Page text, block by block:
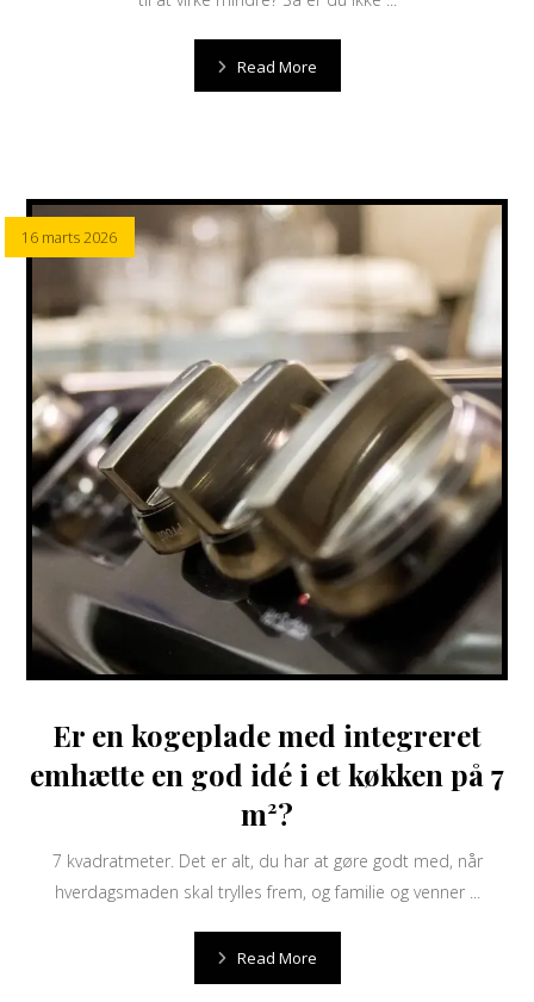
Read More
Er en kogeplade med integreret
emhætte en god idé i et køkken på 7
m²?
16 marts 2026
7 kvadratmeter. Det er alt, du har at gøre godt med, når
hverdagsmaden skal trylles frem, og familie og venner ...
Read More